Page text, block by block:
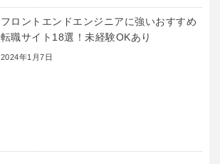
フロントエンドエンジニアに強いおすすめ
転職サイト18選！未経験OKあり
2024年1月7日